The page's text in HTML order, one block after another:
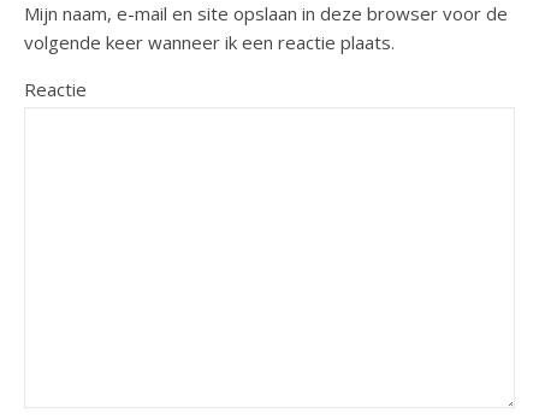
Mijn naam, e-mail en site opslaan in deze browser voor de
volgende keer wanneer ik een reactie plaats.
Reactie